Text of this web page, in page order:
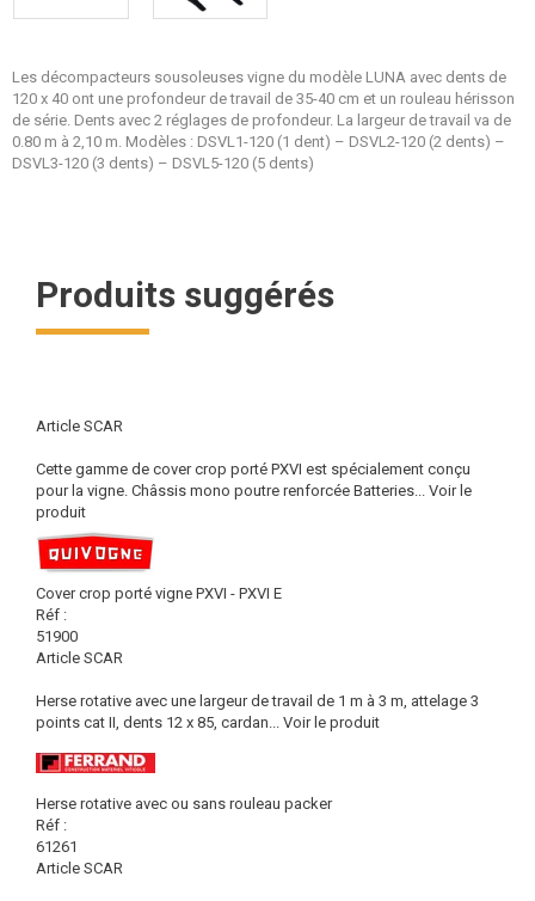
Les décompacteurs sousoleuses vigne du modèle LUNA avec dents de
120 x 40 ont une profondeur de travail de 35-40 cm et un rouleau hérisson
de série. Dents avec 2 réglages de profondeur. La largeur de travail va de
0.80 m à 2,10 m. Modèles : DSVL1-120 (1 dent) – DSVL2-120 (2 dents) –
DSVL3-120 (3 dents) – DSVL5-120 (5 dents)
Produits suggérés
Article SCAR
Cette gamme de cover crop porté PXVI est spécialement conçu
pour la vigne. Châssis mono poutre renforcée Batteries... Voir le
produit
Cover crop porté vigne PXVI - PXVI E
Réf :
51900
Article SCAR
Herse rotative avec une largeur de travail de 1 m à 3 m, attelage 3
points cat II, dents 12 x 85, cardan... Voir le produit
Herse rotative avec ou sans rouleau packer
Réf :
61261
Article SCAR